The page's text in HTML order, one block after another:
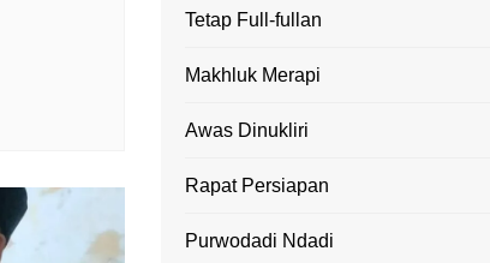
Tetap Full-fullan
Makhluk Merapi
Awas Dinukliri
Rapat Persiapan
Purwodadi Ndadi